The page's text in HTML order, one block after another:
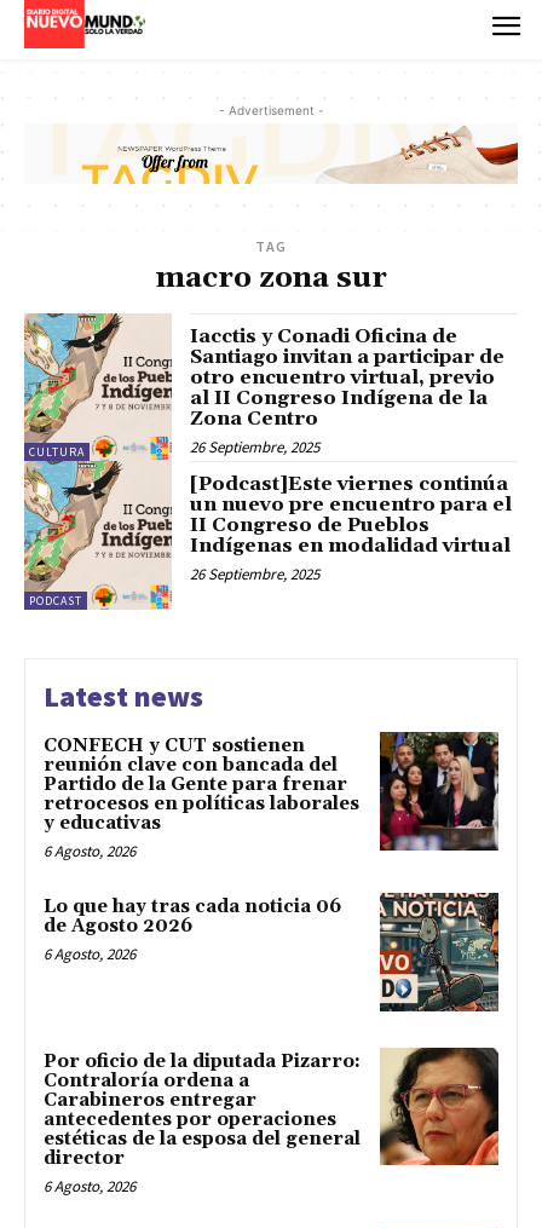
- Advertisement -
TAG
macro zona sur
CULTURA
Iacctis y Conadi Oficina de
Santiago invitan a participar de
otro encuentro virtual, previo
al II Congreso Indígena de la
Zona Centro
26 Septiembre, 2025
PODCAST
[Podcast]Este viernes continúa
un nuevo pre encuentro para el
II Congreso de Pueblos
Indígenas en modalidad virtual
26 Septiembre, 2025
Latest news
CONFECH y CUT sostienen
reunión clave con bancada del
Partido de la Gente para frenar
retrocesos en políticas laborales
y educativas
6 Agosto, 2026
Lo que hay tras cada noticia 06
de Agosto 2026
6 Agosto, 2026
Por oficio de la diputada Pizarro:
Contraloría ordena a
Carabineros entregar
antecedentes por operaciones
estéticas de la esposa del general
director
6 Agosto, 2026